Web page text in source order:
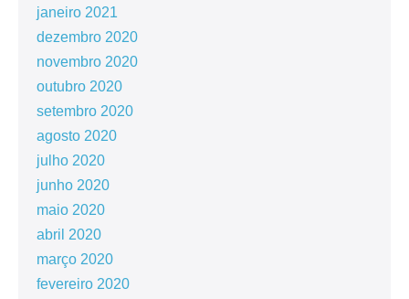
janeiro 2021
dezembro 2020
novembro 2020
outubro 2020
setembro 2020
agosto 2020
julho 2020
junho 2020
maio 2020
abril 2020
março 2020
fevereiro 2020